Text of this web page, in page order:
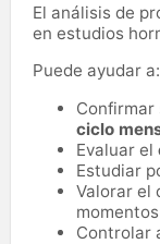
El análisis de
en estudios
Puede ayudar a:
Confirmar
ciclo
Evaluar el
Estudiar
Valorar el
Controlar